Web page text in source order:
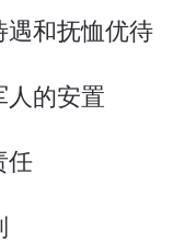
和抚恤优待
人的安置
任